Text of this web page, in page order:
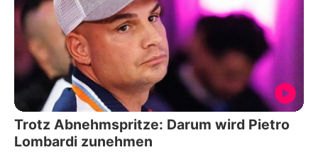
Trotz Abnehmspritze: Darum wird Pietro
Lombardi zunehmen